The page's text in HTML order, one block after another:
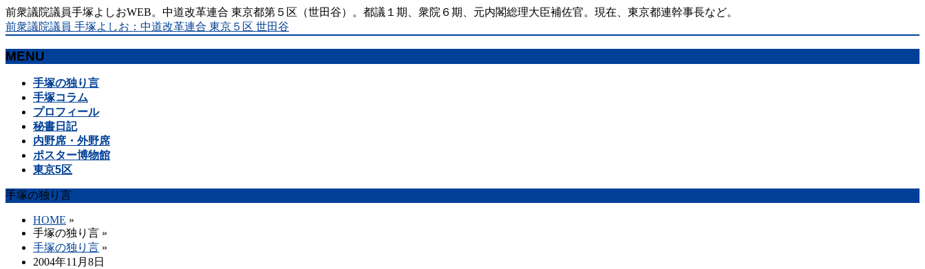
前衆議院議員手塚よしおWEB。中道改革連合 東京都第５区（世田谷）。都議１期、衆院６期、元内閣総理大臣補佐官。現在、東京都連幹事長など。
前衆議院議員 手塚よしお：中道改革連合 東京５区 世田谷
MENU
手塚の独り言
手塚コラム
プロフィール
秘書日記
内野席・外野席
ポスター博物館
東京5区
手塚の独り言
HOME »
手塚の独り言 »
手塚の独り言 »
2004年11月8日